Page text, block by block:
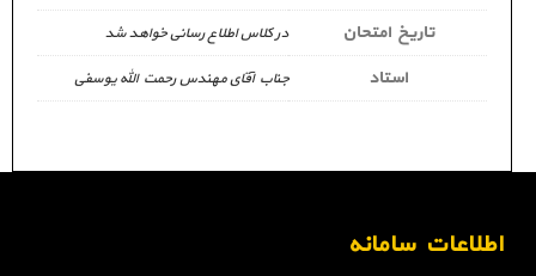
تاریخ امتحان در کلاس اطلاع رسانی خواهد شد
استاد جناب آقای مهندس رحمت الله یوسفی
اطلاعات سامانه